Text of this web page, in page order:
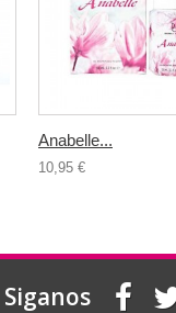
Anabelle...
10,95 €
Siganos